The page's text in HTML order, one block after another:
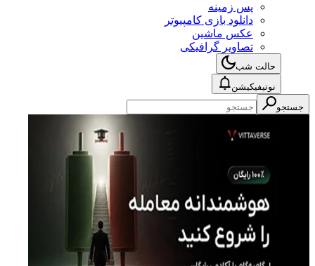
پس زمینه
دانلود بازی کامپیوتر
عکس ماشین
تصاویر گرافیکی
حالت شب
نوتیفیکیشن
جستجو